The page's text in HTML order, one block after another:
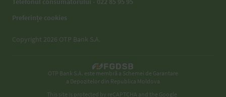
Preferințe cookies
Copyright 2026 OTP Bank S.A.
OTP Bank S.A. este membră a Schemei de Garantare
a Depozitelor din Republica Moldova
This site is protected by reCAPTCHA and the Google